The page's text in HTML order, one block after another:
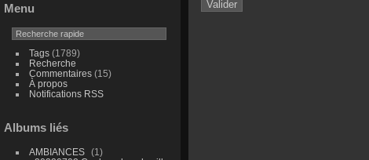
Menu
Tags(1789)
Recherche
Commentaires(15)
À propos
Notifications RSS
Albums liés
AMBIANCES
1